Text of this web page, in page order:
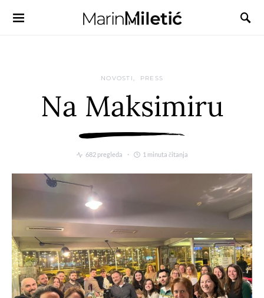
NOVOSTI PRESS
Na Maksimiru
682 pregleda 1 minuta čitanja